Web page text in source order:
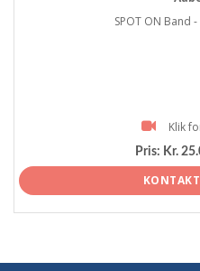
SPOT ON Band
Klik
Pris: Kr.